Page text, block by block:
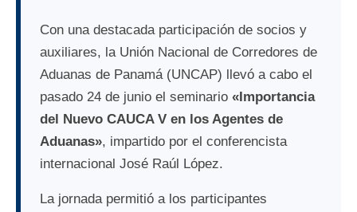
Con una destacada participación de socios y
auxiliares, la Unión Nacional de Corredores de
Aduanas de Panamá (UNCAP) llevó a cabo el
pasado 24 de junio el seminario «Importancia
del Nuevo CAUCA V en los Agentes de
Aduanas», impartido por el conferencista
internacional José Raúl López.
La jornada permitió a los participantes